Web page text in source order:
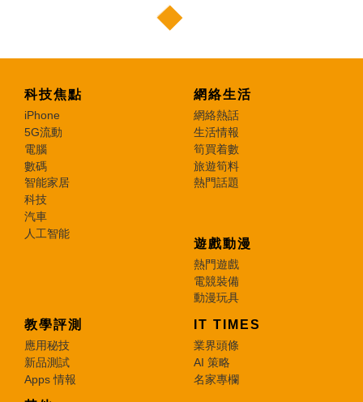
科技焦點
iPhone
5G流動
電腦
數碼
智能家居
科技
汽車
人工智能
網絡生活
網絡熱話
生活情報
筍買着數
旅遊筍料
熱門話題
遊戲動漫
熱門遊戲
電競裝備
動漫玩具
教學評測
應用秘技
新品測試
Apps 情報
IT TIMES
業界頭條
AI 策略
名家專欄